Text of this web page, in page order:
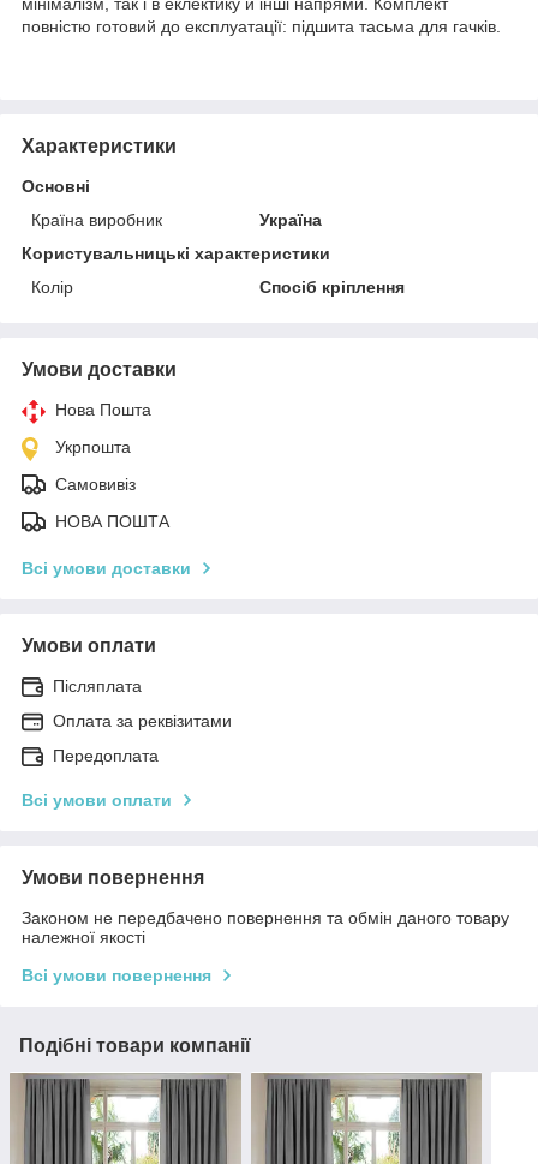
повністю готовий до експлуатації: підшита тасьма для гачків.
Характеристики
Основні
Країна виробник
Україна
Користувальницькі характеристики
Колір
Спосіб кріплення
Умови доставки
Нова Пошта
Укрпошта
Самовивіз
НОВА ПОШТА
Всі умови доставки
Умови оплати
Післяплата
Оплата за реквізитами
Передоплата
Всі умови оплати
Умови повернення
Законом не передбачено повернення та обмін даного товару
належної якості
Всі умови повернення
Подібні товари компанії